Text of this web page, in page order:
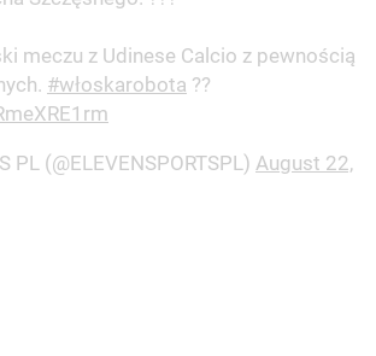
meczu z Udinese Calcio z pewnością
#włoskarobota ??
PL (@ELEVENSPORTSPL) August 22,